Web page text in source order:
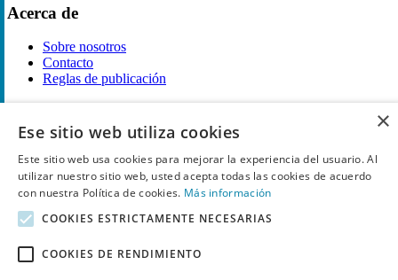
Acerca de
Sobre nosotros
Contacto
Reglas de publicación
Declaración de cookies
Términos y condiciones
Descargo de Responsabilidad
Aviso y eliminación
reservados.
×
Ese sitio web utiliza cookies
Este sitio web usa cookies para mejorar la experiencia del usuario. Al
utilizar nuestro sitio web, usted acepta todas las cookies de acuerdo
con nuestra Política de cookies. Más información
COOKIES ESTRICTAMENTE NECESARIAS
COOKIES DE RENDIMIENTO